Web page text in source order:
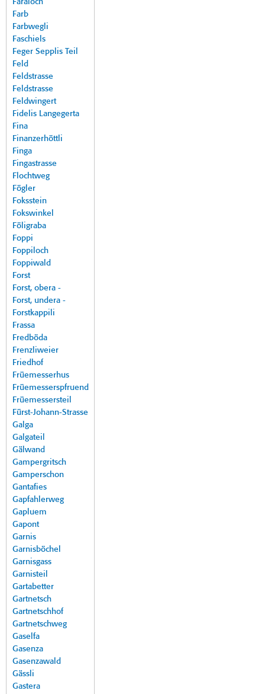
Faraloch
Farb
Farbwegli
Faschiels
Feger Sepplis Teil
Feld
Feldstrasse
Feldstrasse
Feldwingert
Fidelis Langegerta
Fina
Finanzerhöttli
Finga
Fingastrasse
Flochtweg
Fögler
Foksstein
Fokswinkel
Föligraba
Foppi
Foppiloch
Foppiwald
Forst
Forst, obera -
Forst, undera -
Forstkappili
Frassa
Fredböda
Frenzliweier
Friedhof
Früemesserhus
Früemesserspfruend
Früemessersteil
Fürst-Johann-Strasse
Galga
Galgateil
Gälwand
Gampergritsch
Gamperschon
Gantafies
Gapfahlerweg
Gapluem
Gapont
Garnis
Garnisböchel
Garnisgass
Garnisteil
Gartabetter
Gartnetsch
Gartnetschhof
Gartnetschweg
Gaselfa
Gasenza
Gasenzawald
Gässli
Gastera